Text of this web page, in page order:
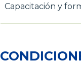
Capacitación y